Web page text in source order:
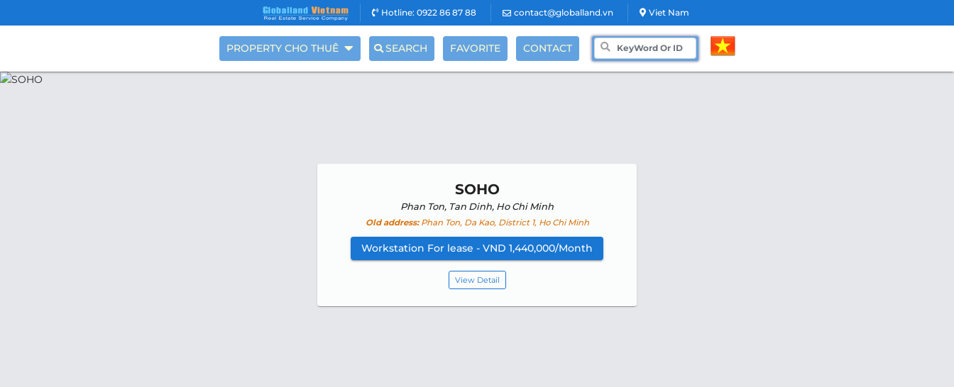
Hotline: 0922 86 87 88 contact@globalland.vn Viet Nam
PROPERTY CHO THUÊ SEARCH FAVORITE CONTACT
SOHO
Phan Ton, Tan Dinh, Ho Chi Minh
Old address:Phan Ton, Da Kao, District 1, Ho Chi Minh
Workstation For lease - VND 1,440,000/Month
View Detail